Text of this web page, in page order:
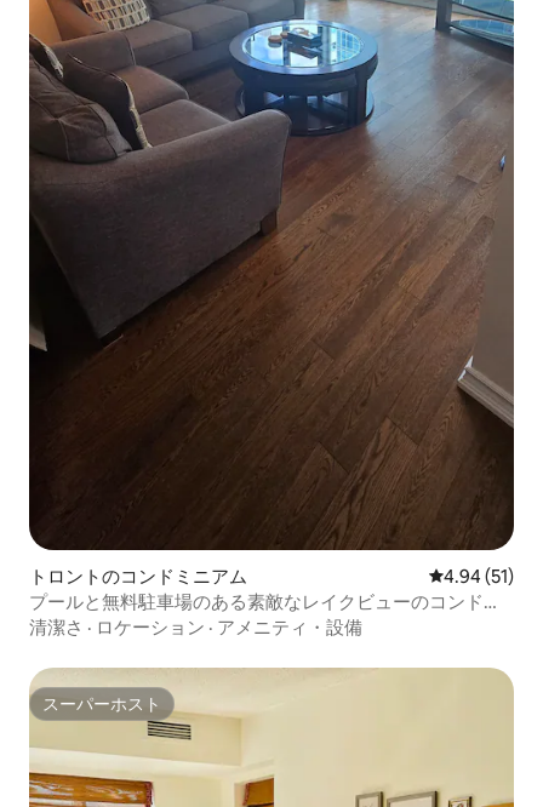
トロントのコンドミニアム レビュー51
4.94 (51)
プールと無料駐車場のある素敵なレイクビューのコンドミ
ニアム
清潔さ · ロケーション · アメニティ・設備
スーパーホスト
スーパーホスト